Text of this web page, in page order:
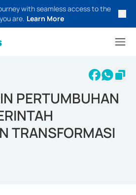
with seamless access to the
are. Learn More
PERTUMBUHAN
TRANSFORMASI